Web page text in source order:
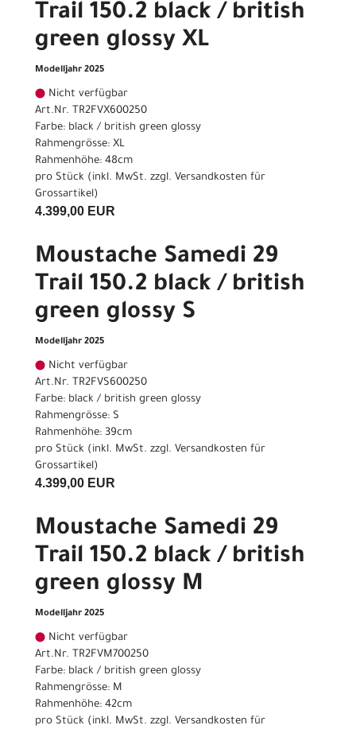
Trail 150.2 black / british
green glossy XL
Modelljahr 2025
Nicht verfügbar
Art.Nr. TR2FVX600250
Farbe: black / british green glossy
Rahmengrösse: XL
Rahmenhöhe: 48cm
pro Stück (inkl. MwSt. zzgl. Versandkosten für
Grossartikel)
4.399,00 EUR
Moustache Samedi 29
Trail 150.2 black / british
green glossy S
Modelljahr 2025
Nicht verfügbar
Art.Nr. TR2FVS600250
Farbe: black / british green glossy
Rahmengrösse: S
Rahmenhöhe: 39cm
pro Stück (inkl. MwSt. zzgl. Versandkosten für
Grossartikel)
4.399,00 EUR
Moustache Samedi 29
Trail 150.2 black / british
green glossy M
Modelljahr 2025
Nicht verfügbar
Art.Nr. TR2FVM700250
Farbe: black / british green glossy
Rahmengrösse: M
Rahmenhöhe: 42cm
pro Stück (inkl. MwSt. zzgl. Versandkosten für